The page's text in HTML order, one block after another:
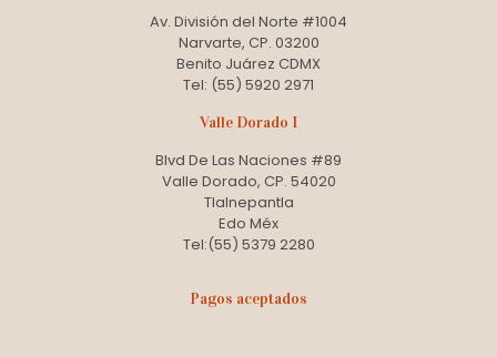
Av. División del Norte #1004
Narvarte, CP. 03200
Benito Juárez CDMX
Tel: (55) 5920 2971
Valle Dorado I
Blvd De Las Naciones #89
Valle Dorado, CP. 54020
Tlalnepantla
Edo Méx
Tel:(55) 5379 2280
Pagos aceptados